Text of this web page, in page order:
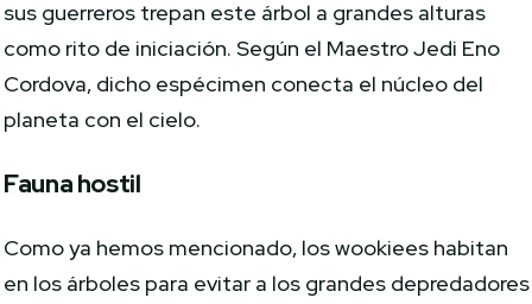
sus guerreros trepan este árbol a grandes alturas
como rito de iniciación. Según el Maestro Jedi Eno
Cordova, dicho espécimen conecta el núcleo del
planeta con el cielo.
Fauna hostil
Como ya hemos mencionado, los wookiees habitan
en los árboles para evitar a los grandes depredadores